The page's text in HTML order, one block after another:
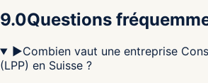
9.0Questions
▶Combien vaut une entreprise
(LPP) en Suisse ?